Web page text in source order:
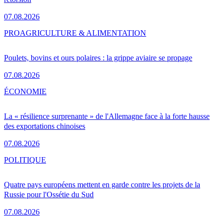
07.08.2026
Poulets, bovins et ours polaires : la grippe aviaire se propage
07.08.2026
PROAGRICULTURE & ALIMENTATION
La « résilience surprenante » de l'Allemagne face à la forte hausse
des exportations chinoises
07.08.2026
ÉCONOMIE
Quatre pays européens mettent en garde contre les projets de la
Russie pour l'Ossétie du Sud
07.08.2026
POLITIQUE